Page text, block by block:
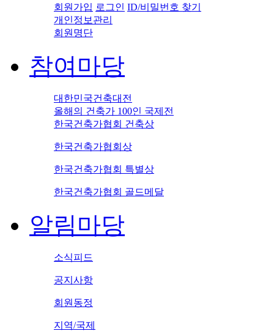
회원가입 로그인 ID/비밀번호 찾기
개인정보관리
회원명단
참여마당
대한민국건축대전
올해의 건축가 100인 국제전
한국건축가협회 건축상
한국건축가협회상
한국건축가협회 특별상
한국건축가협회 골드메달
알림마당
소식피드
공지사항
회원동정
지역/국제